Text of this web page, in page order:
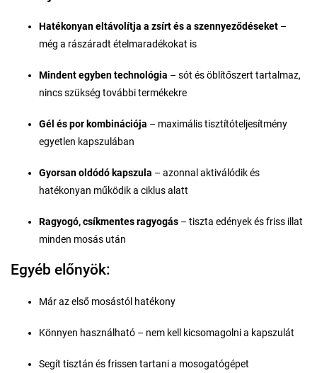
Hatékonyan eltávolítja a zsírt és a szennyeződéseket –
még a rászáradt ételmaradékokat is
Mindent egyben technológia – sót és öblítőszert tartalmaz,
nincs szükség további termékekre
Gél és por kombinációja – maximális tisztítóteljesítmény
egyetlen kapszulában
Gyorsan oldódó kapszula – azonnal aktiválódik és
hatékonyan működik a ciklus alatt
Ragyogó, csíkmentes ragyogás – tiszta edények és friss illat
minden mosás után
Egyéb előnyök:
Már az első mosástól hatékony
Könnyen használható – nem kell kicsomagolni a kapszulát
Segít tisztán és frissen tartani a mosogatógépet